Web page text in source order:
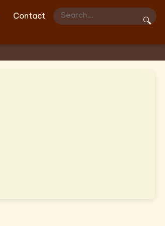
Contact
🔍